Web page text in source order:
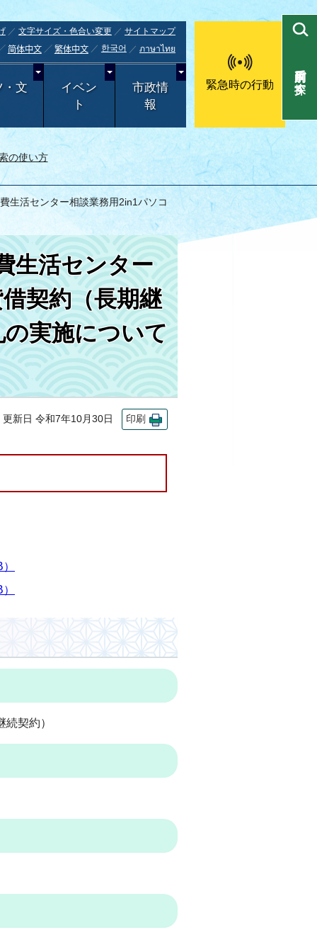
文字サイズ・色合い変更
サイトマップ
简体中文
繁体中文 한국어 ภาษาไทย
・文
イベン
ト
市政情
報
緊急時の行動
の使い方
目的別で探す
生活センター相談業務用2in1パソコ
生活センター
契約（長期継
実施について
日 令和7年10月30日 印刷
契約）